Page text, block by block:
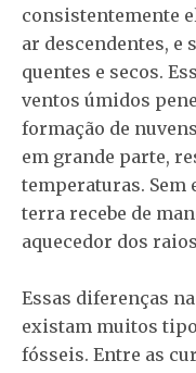
consistentemente
ar descendentes, e
quentes e secos.
ventos úmidos
formação de
em grande parte,
temperaturas. Sem
terra recebe de
aquecedor dos
Essas diferenças
existam muitos
fósseis. Entre as